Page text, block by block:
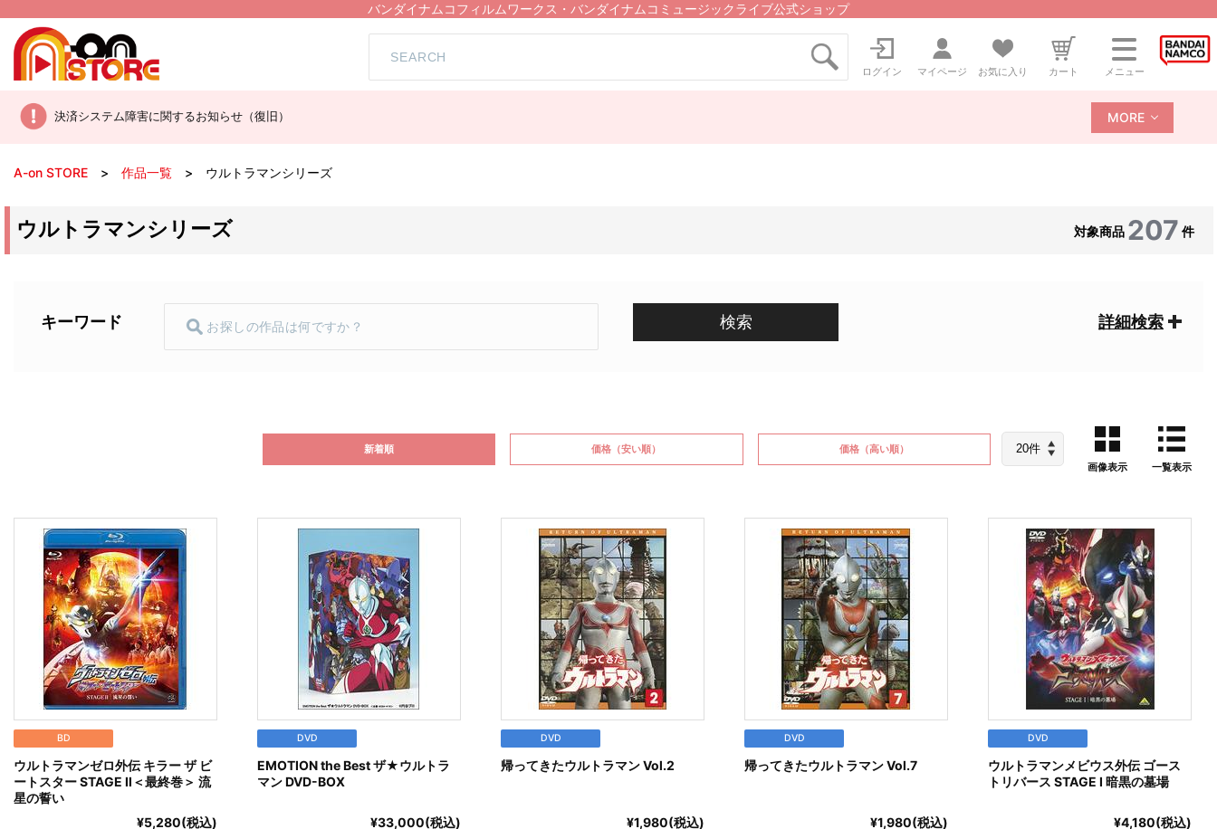
バンダイナムコフィルムワークス・バンダイナムコミュージックライブ公式ショップ
ログイン マイページ お気に入り カート メニュー
決済システム障害に関するお知らせ（復旧） MORE
A-on STORE 作品一覧 ウルトラマンシリーズ
ウルトラマンシリーズ 対象商品 207 件
キーワード 検索 詳細検索
新着順 価格 （安い順） 価格（高い順）
画像表示
一覧表示
BD
ウルトラマンゼロ外伝 キラー ザ ビ
ートスター STAGE Ⅱ＜最終巻＞ 流
星の誓い
¥5,280(税込)
DVD
EMOTION the Best ザ★ウルトラ
マン DVD-BOX
¥33,000(税込)
DVD
帰ってきたウルトラマン Vol.2
¥1,980(税込)
DVD
帰ってきたウルトラマン Vol.7
¥1,980(税込)
DVD
ウルトラマンメビウス外伝 ゴース
トリバース STAGE Ⅰ 暗黒の墓場
¥4,180(税込)